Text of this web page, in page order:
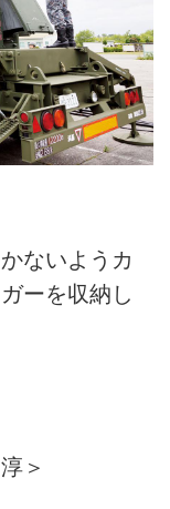
ないようカ
ーを収納し
＞